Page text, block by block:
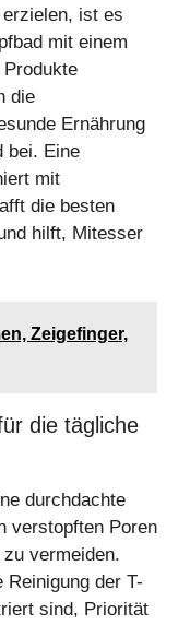
ist es
mit einem
die
Ernährung
bei. Eine
mit
die besten
hilft, Mitesser
Zeigefinger,
die tägliche
durchdachte
verstopften Poren
vermeiden.
der T-
sind, Priorität